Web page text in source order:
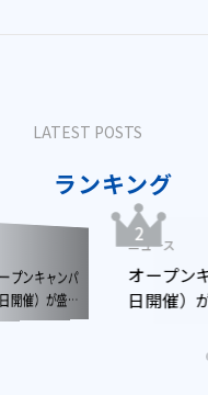
LATEST POSTS
ランキング
パス（８月４
のうちに終了
学生生活
日藝生
食堂～